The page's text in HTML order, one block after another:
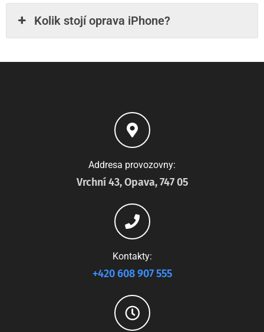
Kolik stojí oprava iPhone?
Addresa provozovny:
Vrchní 43, Opava, 747 05
Kontakty:
+420 608 907 555